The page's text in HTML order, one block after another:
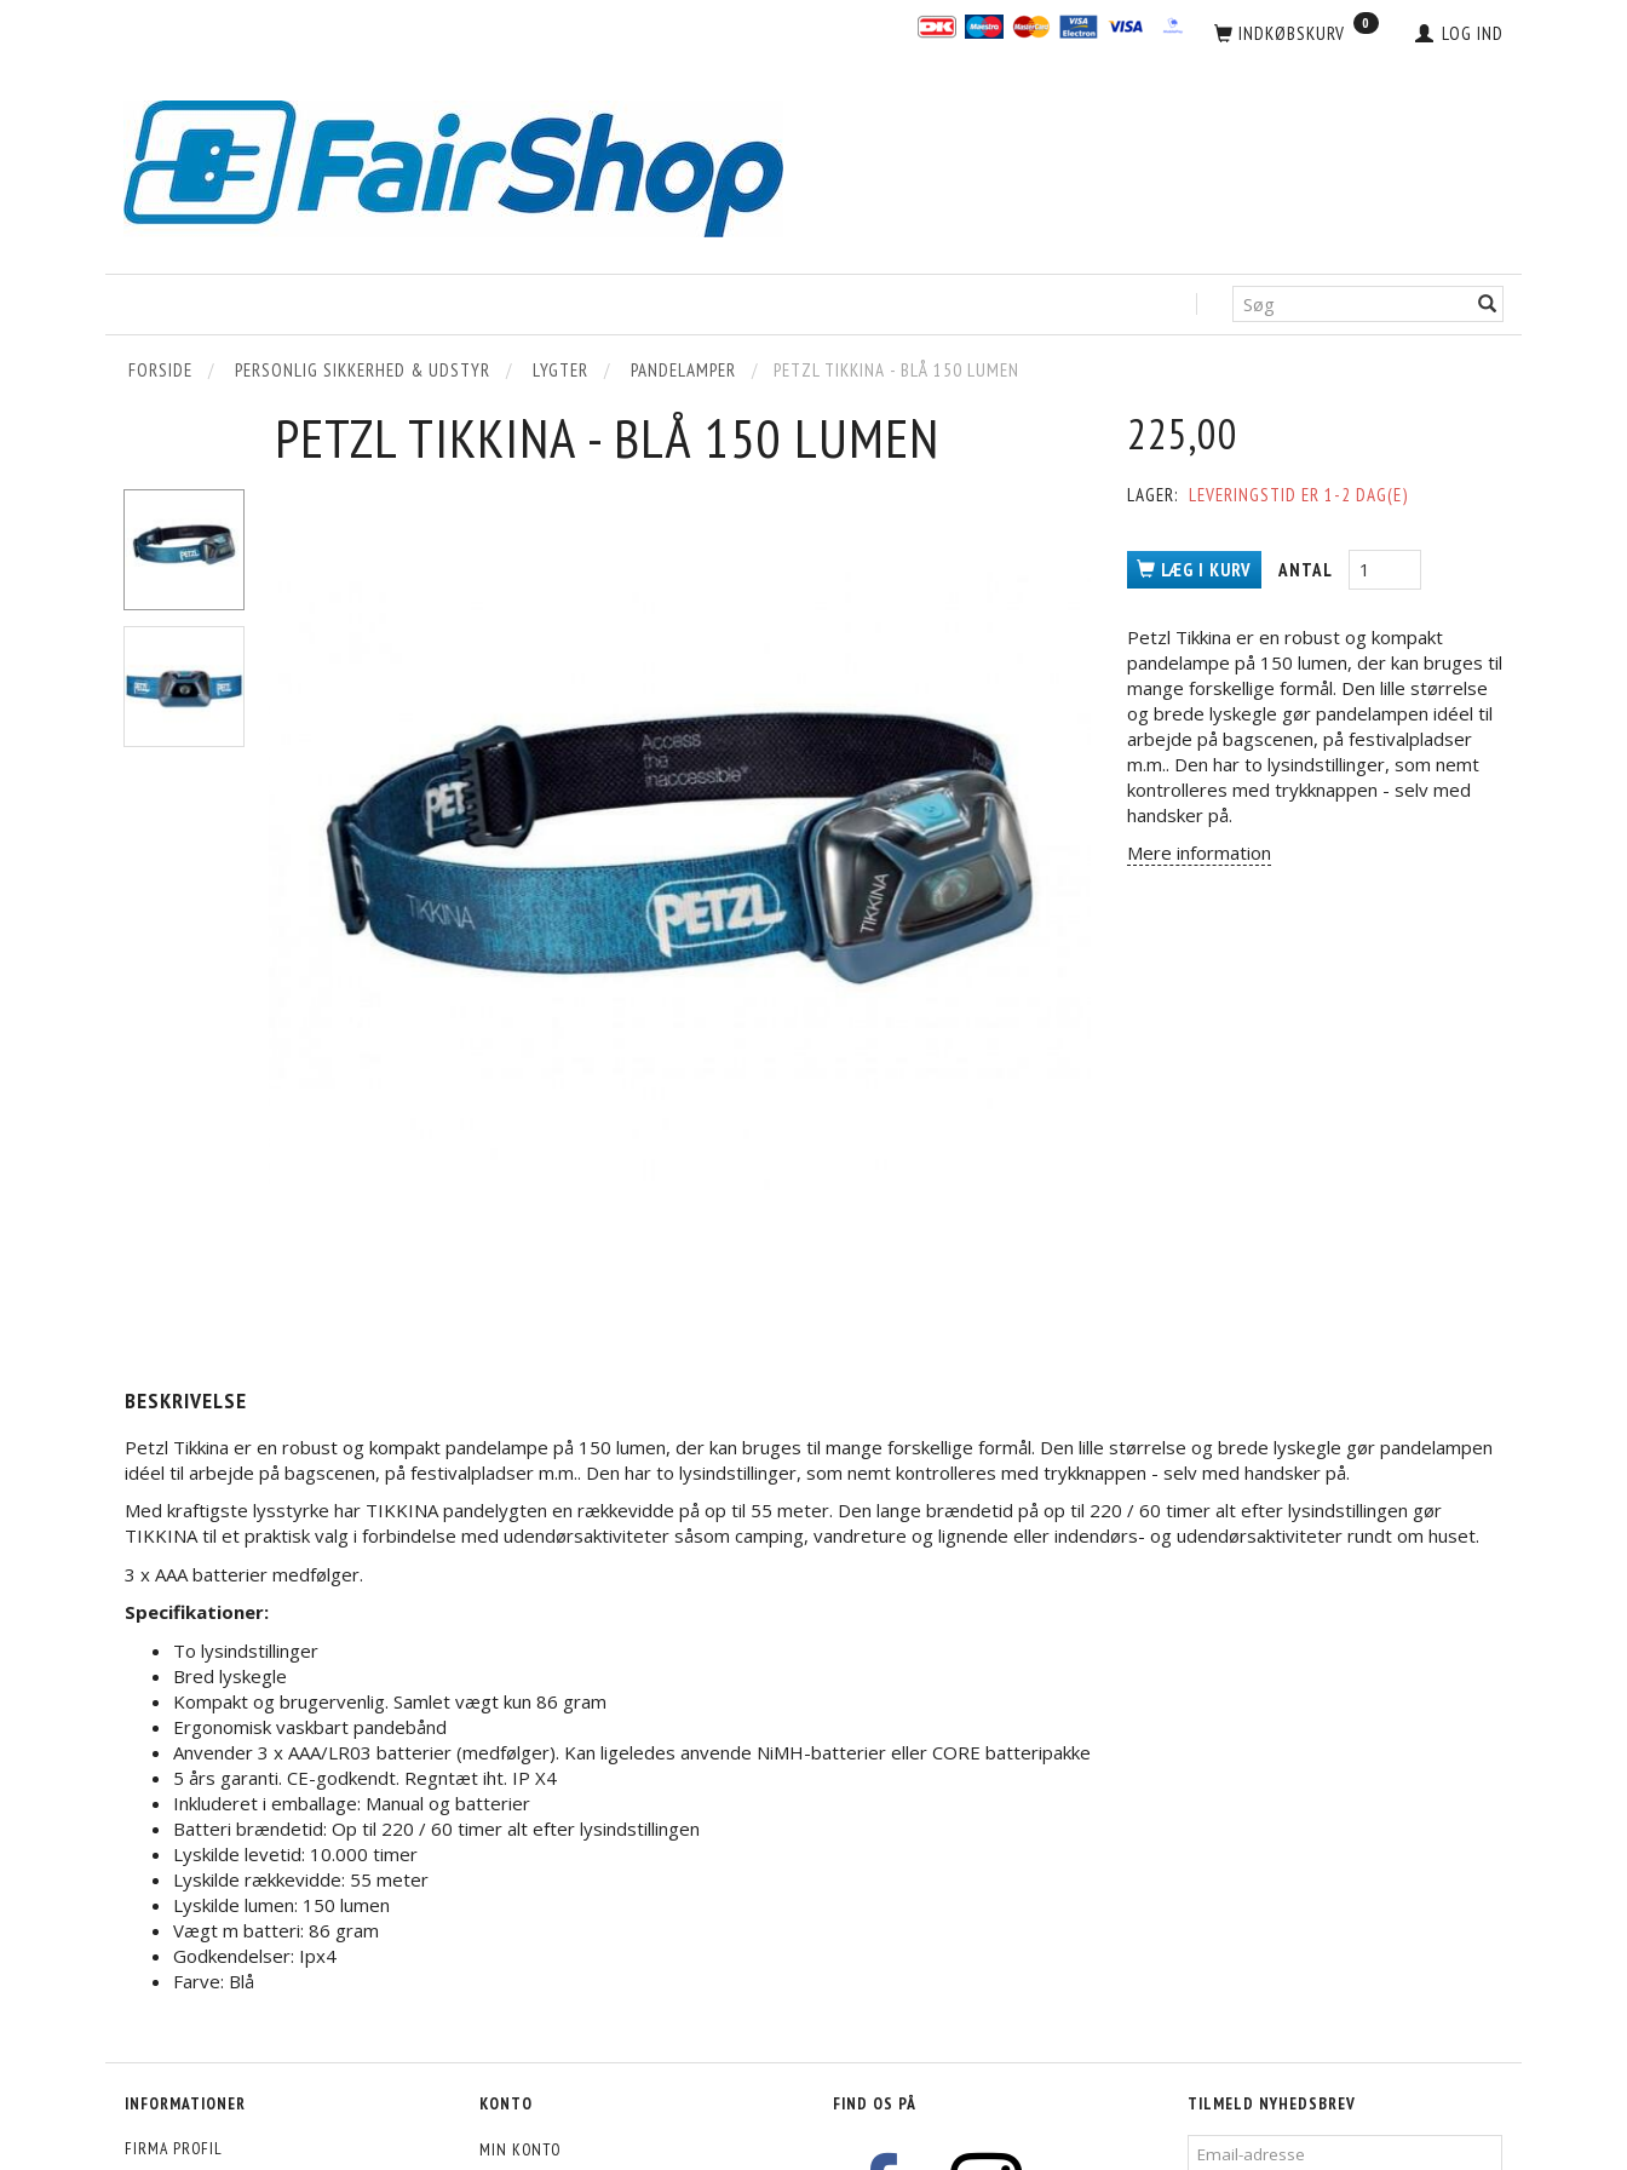
LOG IND
INDKØBSKURV 0
FORSIDE PERSONLIG SIKKERHED & UDSTYR LYGTER PANDELAMPER PETZL TIKKINA - BLÅ 150 LUMEN
PETZL TIKKINA - BLÅ 150 LUMEN 225,00
LAGER: LEVERINGSTID ER 1-2 DAG(E)
LÆG I KURV ANTAL
Petzl Tikkina er en robust og kompakt
pandelampe på 150 lumen, der kan bruges til
mange forskellige formål. Den lille størrelse
og brede lyskegle gør pandelampen idéel til
arbejde på bagscenen, på festivalpladser
m.m.. Den har to lysindstillinger, som nemt
kontrolleres med trykknappen - selv med
handsker på.
Mere information
BESKRIVELSE
Petzl Tikkina er en robust og kompakt pandelampe på 150 lumen, der kan bruges til mange forskellige formål. Den lille størrelse og brede lyskegle gør pandelampen
idéel til arbejde på bagscenen, på festivalpladser m.m.. Den har to lysindstillinger, som nemt kontrolleres med trykknappen - selv med handsker på.
Med kraftigste lysstyrke har TIKKINA pandelygten en rækkevidde på op til 55 meter. Den lange brændetid på op til 220 / 60 timer alt efter lysindstillingen gør
TIKKINA til et praktisk valg i forbindelse med udendørsaktiviteter såsom camping, vandreture og lignende eller indendørs- og udendørsaktiviteter rundt om huset.
3 x AAA batterier medfølger.
Specifikationer:
To lysindstillinger
Bred lyskegle
Kompakt og brugervenlig. Samlet vægt kun 86 gram
Ergonomisk vaskbart pandebånd
Anvender 3 x AAA/LR03 batterier (medfølger). Kan ligeledes anvende NiMH-batterier eller CORE batteripakke
5 års garanti. CE-godkendt. Regntæt iht. IP X4
Inkluderet i emballage: Manual og batterier
Batteri brændetid: Op til 220 / 60 timer alt efter lysindstillingen
Lyskilde levetid: 10.000 timer
Lyskilde rækkevidde: 55 meter
Lyskilde lumen: 150 lumen
Vægt m batteri: 86 gram
Godkendelser: Ipx4
Farve: Blå
INFORMATIONER
FIRMA PROFIL
KONTO
MIN KONTO
FIND OS PÅ
TILMELD NYHEDSBREV
EMAIL-